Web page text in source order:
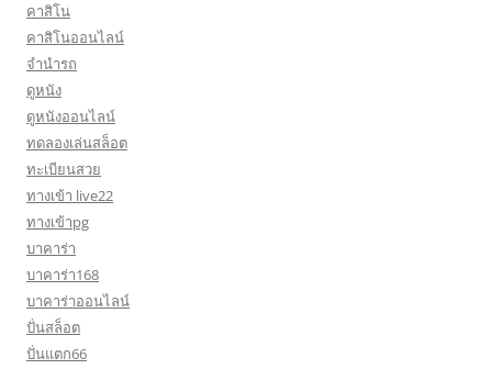
คาสิโน
คาสิโนออนไลน์
จำนำรถ
ดูหนัง
ดูหนังออนไลน์
ทดลองเล่นสล็อต
ทะเบียนสวย
ทางเข้า live22
ทางเข้าpg
บาคาร่า
บาคาร่า168
บาคาร่าออนไลน์
ปั่นสล็อต
ปั่นแตก66